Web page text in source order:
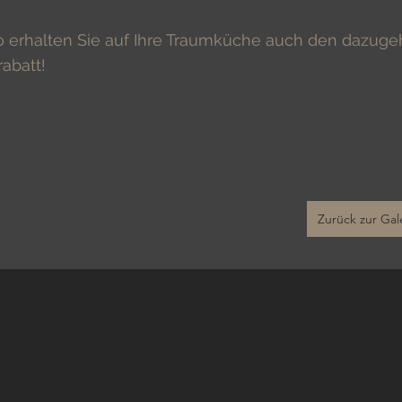
erhalten Sie auf Ihre Traumküche auch den
Zurück zur